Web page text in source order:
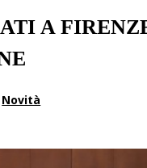
A
Novità